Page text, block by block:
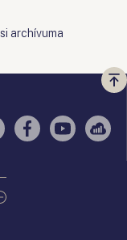
archívuma
a
Facebook
YouTube